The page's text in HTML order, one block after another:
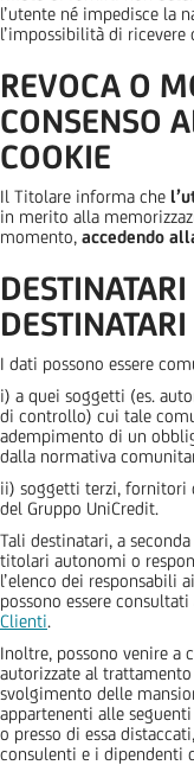
l’utente né impedisce la
l’impossibilità di
REVOCA O
CONSENSO
COOKIE
Il Titolare informa che
in merito alla
momento, accedendo
I dati possono essere
i) a quei soggetti (es.
di controllo) cui tale
adempimento di un
dalla normativa
ii) soggetti terzi, fornitori
del Gruppo UniCredit.
Tali destinatari, a
titolari autonomi o
l’elenco dei responsabili
possono essere
Clienti.
Inoltre, possono venire a
autorizzate al
svolgimento delle
appartenenti alle
o presso di essa
consulenti e i dipendenti